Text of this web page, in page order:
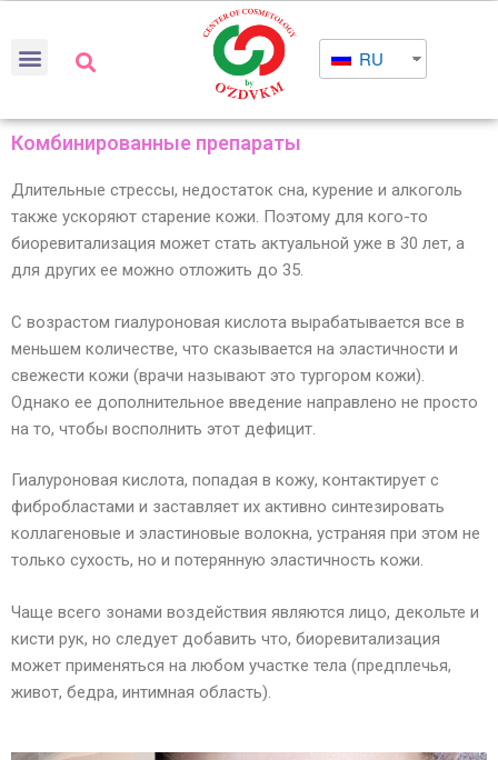
RU
Комбинированные препараты
Длительные стрессы, недостаток сна, курение и алкоголь
также ускоряют старение кожи. Поэтому для кого-то
биоревитализация может стать актуальной уже в 30 лет, а
для других ее можно отложить до 35.
С возрастом гиалуроновая кислота вырабатывается все в
меньшем количестве, что сказывается на эластичности и
свежести кожи (врачи называют это тургором кожи).
Однако ее дополнительное введение направлено не просто
на то, чтобы восполнить этот дефицит.
Гиалуроновая кислота, попадая в кожу, контактирует с
фибробластами и заставляет их активно синтезировать
коллагеновые и эластиновые волокна, устраняя при этом не
только сухость, но и потерянную эластичность кожи.
Чаще всего зонами воздействия являются лицо, декольте и
кисти рук, но следует добавить что, биоревитализация
может применяться на любом участке тела (предплечья,
живот, бедра, интимная область).